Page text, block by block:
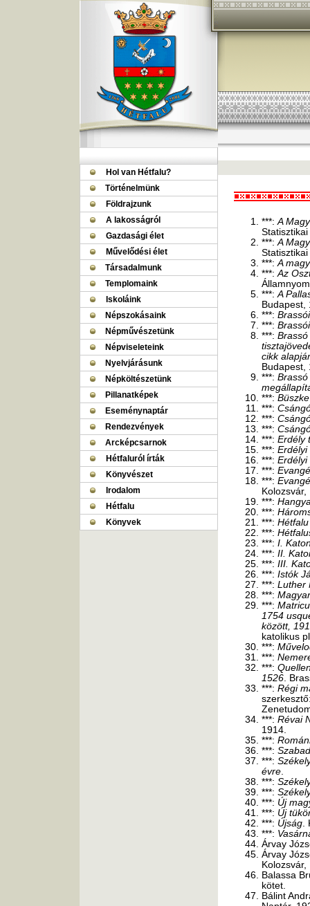
Hol van Hétfalu?
Történelmünk
Földrajzunk
A lakosságról
Gazdasági élet
Művelődési élet
Társadalmunk
Templomaink
Iskoláink
Népszokásaink
Népművészetünk
Népviseleteink
Nyelvjárásunk
Népköltészetünk
Pillanatképek
Eseménynaptár
Rendezvények
Arcképcsarnok
Hétfaluról írták
Könyvészet
Irodalom
Hétfalu
Könyvek
***:A
***:A
***:A
***:Az
***:A
Budapest,
***:
***:
***:
cikk
Budapest,
***:
***:
***:
***:
***:
***: Erdély
***: Erdélyi
***: Erdélyi
***:
***:
***:
***:
***: Hétfalu
***:
***: I.
***: II.
***: III.
***: Istók
***: Luther
***:
***:
1754
között,
katolikus
***:
***:
***:
1526.
***: Régi
***: Révai
1914.
***:
***:
***:
évre.
***:
***:
***: Új
***: Új
***: Újság.
***:
Árvay
Árvay
Kolozsvár,
Balassa
kötet.
Bálint